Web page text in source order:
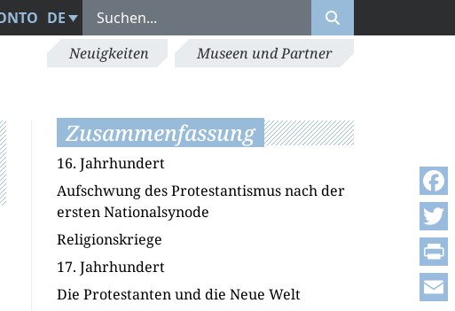
DE
Neuigkeiten Museen und Partner
Zusammenfassung
16. Jahrhundert
Aufschwung des Protestantismus nach der
ersten Nationalsynode
Religionskriege
17. Jahrhundert
Die Protestanten und die Neue Welt
Print